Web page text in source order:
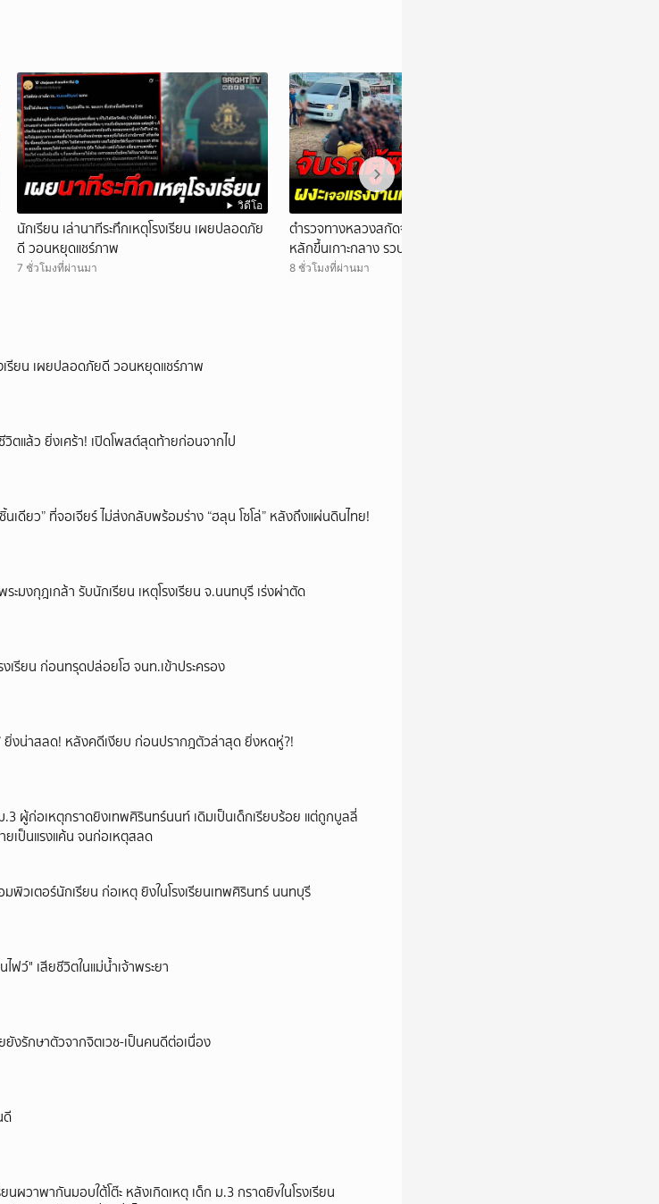
วิดีโอ
นักเรียน เล่านาทีระทึกเหตุโรงเรียน เผยปลอดภัย
ดี วอนหยุดแชร์ภาพ
7 ชั่วโมงที่ผ่านมา
ตำรวจทางหลวงสกัดจับรถตู้ซิ่งหนี 60 กม. เสีย
หลักขึ้นเกาะกลาง รวบ 43 แรงงานเมียนมาเถื่อน
8 ชั่วโมงที่ผ่านมา
เรียน เผยปลอดภัยดี วอนหยุดแชร์ภาพ
ตแล้ว ยิ่งเศร้า! เปิดโพสต์สุดท้ายก่อนจากไป
เดียว” ที่จอเจียร์ ไม่ส่งกลับพร้อมร่าง “ฮลุน โซโล่” หลังถึงแผ่นดินไทย!
มงกุฎเกล้า รับนักเรียน เหตุโรงเรียน จ.นนทบุรี เร่งผ่าตัด
เรียน ก่อนทรุดปล่อยโฮ จนท.เข้าประครอง
ยิ่งน่าสลด! หลังคดีเงียบ ก่อนปรากฎตัวล่าสุด ยิ่งหดหู่?!
ผู้ก่อเหตุกราดยิงเทพศิรินทร์นนท์ เดิมเป็นเด็กเรียบร้อย แต่ถูกบูลลี่
เป็นแรงแค้น จนก่อเหตุสลด
วเตอร์นักเรียน ก่อเหตุ ยิงในโรงเรียนเทพศิรินทร์ นนทบุรี
ฟว์" เสียชีวิตในแม่น้ำเจ้าพระยา
งรักษาตัวจากจิตเวช-เป็นคนดีต่อเนื่อง
ดี
นผวาพากันมอบใต้โต๊ะ หลังเกิดเหตุ เด็ก ม.3 กราดยิvในโรงเรียน